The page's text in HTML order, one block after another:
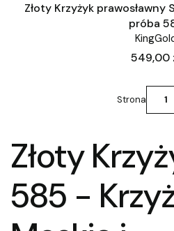
Złoty Krzyżyk prawosławny
próba
Cena
549,00
Strona
Złoty
585 -